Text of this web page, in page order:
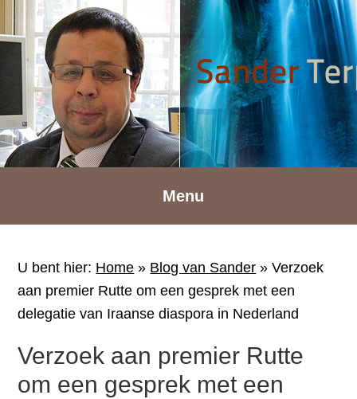
Spring
naar
hoofdnavigatie
naar
hoofd
inhoud
Spring
naar
voettekst
Menu
U bent hier: Home » Blog van Sander » Verzoek
aan premier Rutte om een gesprek met een
delegatie van Iraanse diaspora in Nederland
Verzoek aan premier Rutte
om een gesprek met een